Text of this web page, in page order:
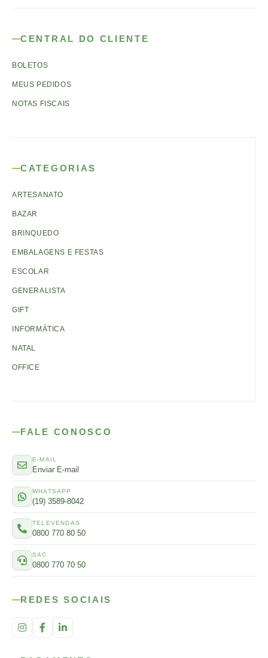
CENTRAL DO CLIENTE
BOLETOS
MEUS PEDIDOS
NOTAS FISCAIS
CATEGORIAS
ARTESANATO
BAZAR
BRINQUEDO
EMBALAGENS E FESTAS
ESCOLAR
GENERALISTA
GIFT
INFORMÁTICA
NATAL
OFFICE
FALE CONOSCO
E-MAIL
Enviar E-mail
WHATSAPP
(19) 3589-8042
TELEVENDAS
0800 770 80 50
SAC
0800 770 70 50
REDES SOCIAIS